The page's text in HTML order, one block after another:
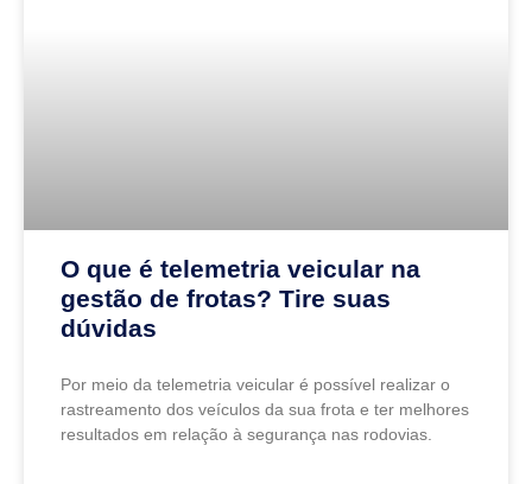
O que é telemetria veicular na
gestão de frotas? Tire suas
dúvidas
Por meio da telemetria veicular é possível realizar o
rastreamento dos veículos da sua frota e ter melhores
resultados em relação à segurança nas rodovias.